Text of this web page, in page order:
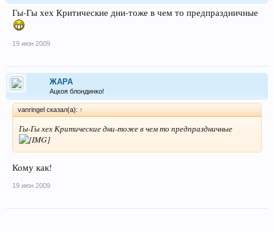
Гы-Гы хех Критические дни-тоже в чем то предпраздничные
19 июн 2009
ЖАРА
Ацкоя блондинко!
vanringel сказал(а): ↑
Гы-Гы хех Критические дни-тоже в чем то предпраздничные
Кому как!
19 июн 2009